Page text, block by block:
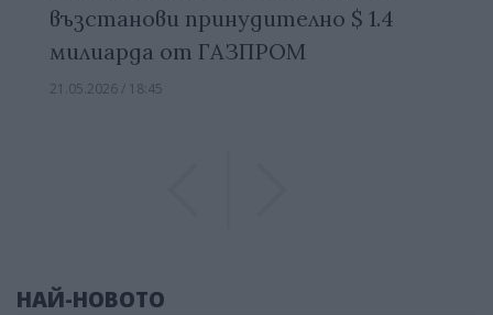
възстанови принудително $ 1.4
милиарда от ГАЗПРОМ
21.05.2026 / 18:45
НАЙ-НОВОТО